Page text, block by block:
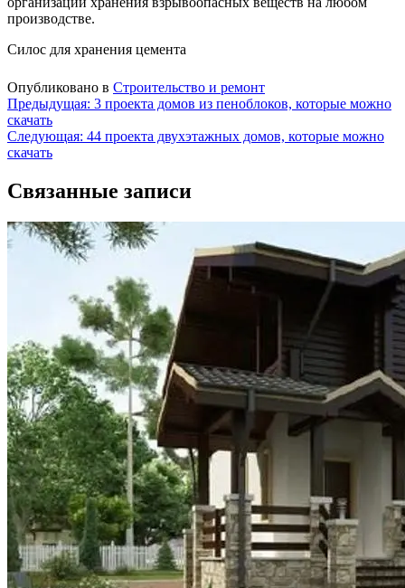
производстве.
Силос для хранения цемента
Опубликовано в Строительство и ремонт
Навигация
по
записям
Предыдущая: 3 проекта домов из пеноблоков, которые можно
скачать
Следующая: 44 проекта двухэтажных домов, которые можно
скачать
Связанные записи